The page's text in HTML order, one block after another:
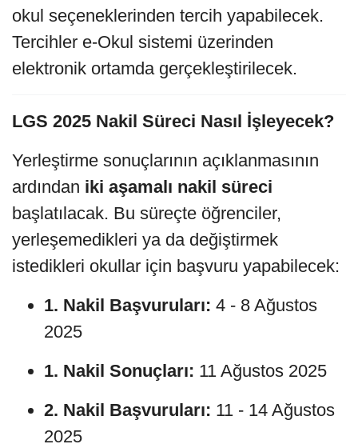
okul seçeneklerinden tercih yapabilecek.
Tercihler e-Okul sistemi üzerinden
elektronik ortamda gerçekleştirilecek.
LGS 2025 Nakil Süreci Nasıl İşleyecek?
Yerleştirme sonuçlarının açıklanmasının
ardından iki aşamalı nakil süreci
başlatılacak. Bu süreçte öğrenciler,
yerleşemedikleri ya da değiştirmek
istedikleri okullar için başvuru yapabilecek:
1. Nakil Başvuruları: 4 - 8 Ağustos
2025
1. Nakil Sonuçları: 11 Ağustos 2025
2. Nakil Başvuruları: 11 - 14 Ağustos
2025